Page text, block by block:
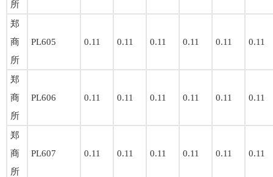
所
郑
商
所
PL605 0.11 0.11 0.11 0.11 0.11 0.11
郑
商
所
PL606 0.11 0.11 0.11 0.11 0.11 0.11
郑
商
所
PL607 0.11 0.11 0.11 0.11 0.11 0.11